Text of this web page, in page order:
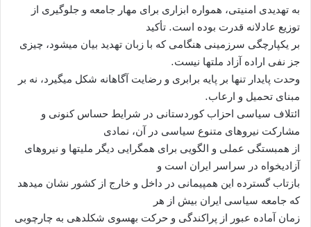
به تهديدی امنيتی، همواره ابزاری برای مهار جامعه و جلوگيری از
توزيع عادلانه قدرت بوده است. تأکيد
بر يکپارچگی سرزمينی هنگامی که با زبان تهديد بيان میشود، چيزی
جز نفی اراده آزاد ملتها نيست.
وحدت پايدار تنها بر پايه برابری و رضايت آگاهانه شکل میگيرد، نه بر
مبنای تحميل و ارعاب.
ائتلاف سياسی احزاب کوردستانی در شرايط حساس کنونی و
مشارکت نيروهای متنوع سياسی در آن، نمادی
از همبستگی عملی و الگويی برای همگرايی ديگر مليتها و نيروهای
آزاديخواه در سراسر ايران است و
بازتاب گسترده اين همپيمانی در داخل و خارج از کشور نشان میدهد
که جامعه سياسی ايران بيش از هر
زمان آماده عبور از پراکندگی و حرکت بهسوی شکلدهی به چارچوبی